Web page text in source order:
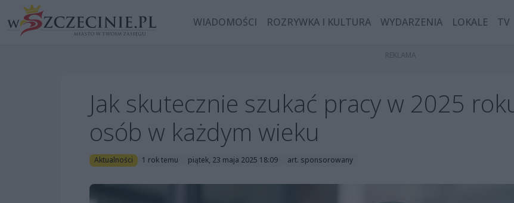
WIADOMOŚCI ROZRYWKA I KULTURA WYDARZENIA LOKALE TV
Jak skutecznie szukać pracy w 2025
osób w każdym wieku
Aktualności 1 rok temu piątek, 23 maja 2025 18:09 art. sponsorowany